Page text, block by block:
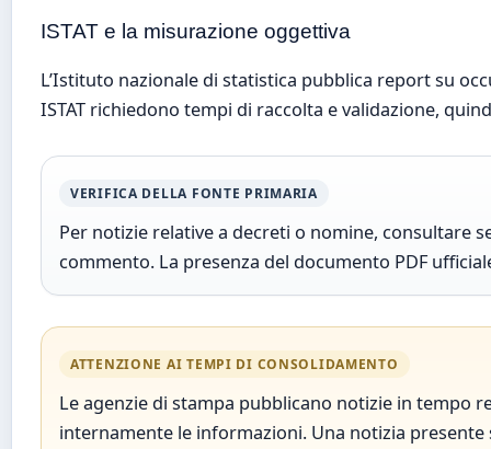
ISTAT e la misurazione oggettiva
L’Istituto nazionale di statistica pubblica report su
ISTAT richiedono tempi di raccolta e validazione,
VERIFICA DELLA FONTE PRIMARIA
Per notizie relative a decreti o nomine, consultare
commento. La presenza del documento PDF
ATTENZIONE AI TEMPI DI CONSOLIDAMENTO
Le agenzie di stampa pubblicano notizie in tempo
internamente le informazioni. Una notizia